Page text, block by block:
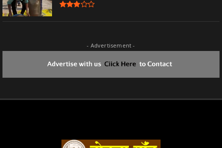
- Advertisement -